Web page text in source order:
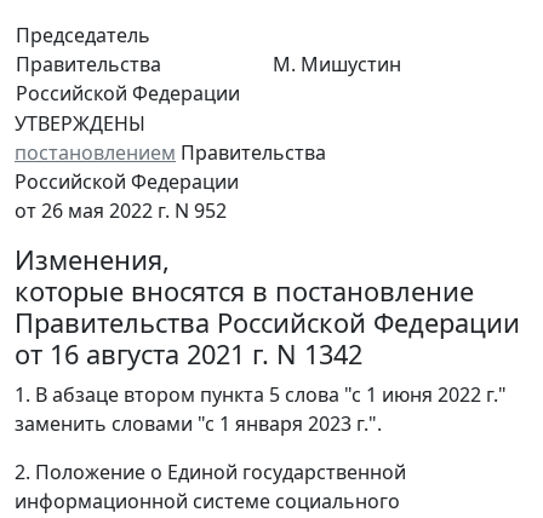
Председатель
Правительства
Российской Федерации
М. Мишустин
УТВЕРЖДЕНЫ
постановлением Правительства
Российской Федерации
от 26 мая 2022 г. N 952
Изменения,
которые вносятся в постановление
Правительства Российской Федерации
от 16 августа 2021 г. N 1342
1. В абзаце втором пункта 5 слова "с 1 июня 2022 г."
заменить словами "с 1 января 2023 г.".
2. Положение о Единой государственной
информационной системе социального